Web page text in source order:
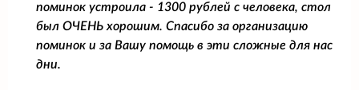
поминок устроила - 1300 рублей с человека, стол
был ОЧЕНЬ хорошим. Спасибо за организацию
поминок и за Вашу помощь в эти сложные для нас
дни.